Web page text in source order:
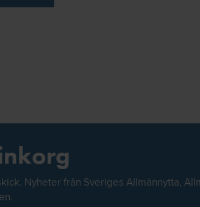
Nyheter från Sveriges Allmännytta,